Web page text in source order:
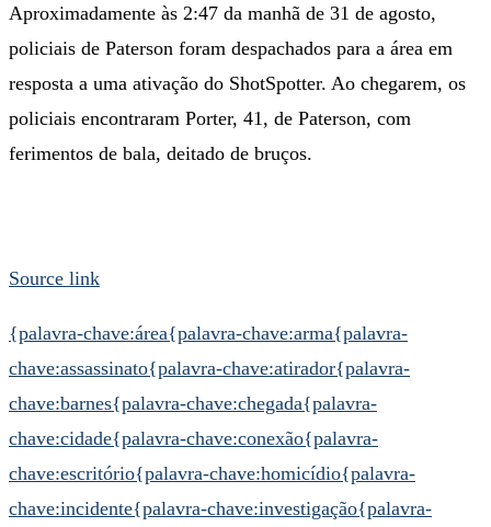
Aproximadamente às 2:47 da manhã de 31 de agosto,
policiais de Paterson foram despachados para a área em
resposta a uma ativação do ShotSpotter. Ao chegarem, os
policiais encontraram Porter, 41, de Paterson, com
ferimentos de bala, deitado de bruços.
Source link
{palavra-chave:área{palavra-chave:arma{palavra-
chave:assassinato{palavra-chave:atirador{palavra-
chave:barnes{palavra-chave:chegada{palavra-
chave:cidade{palavra-chave:conexão{palavra-
chave:escritório{palavra-chave:homicídio{palavra-
chave:incidente{palavra-chave:investigação{palavra-